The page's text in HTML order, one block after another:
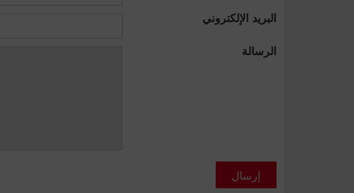
البريد الإلكتروني
الرسالة
إرسال